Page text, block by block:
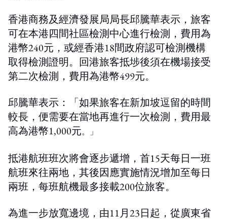
香港商務及經濟發展局局長邱騰華表示，旅客
可在本港四間社區檢測中心進行檢測，費用為
港幣240元，或經香港18間政府認可檢測機構
取得檢測證明。回港旅客抵埗後須在機場接受
第二次檢測，費用為港幣499元。
邱騰華表示：「如果旅客在新加坡逗留的時間
較長，便需要在當地再進行一次檢測，費用最
高為港幣1,000元。」
抵港航班班次將會逐步遞增，首15天每日一班
航班來往兩地，其後因應實施情況增加至每日
兩班，每班航機最多接載200位旅客。
為進一步放寬邊境，由11月23日起，從廣東省